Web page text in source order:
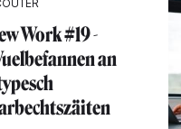
Work #19 -
an